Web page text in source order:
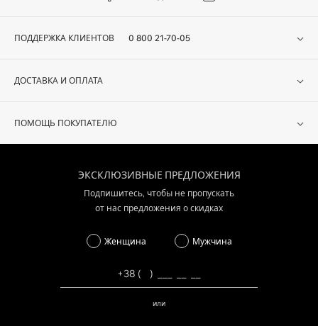
ПОДДЕРЖКА КЛИЕНТОВ 0 800 21-70-05
ДОСТАВКА И ОПЛАТА
ПОМОЩЬ ПОКУПАТЕЛЮ
ЭКСКЛЮЗИВНЫЕ ПРЕДЛОЖЕНИЯ
Подпишитесь, чтобы не пропускать
от нас предложения о скидках
Женщина Мужчина
или